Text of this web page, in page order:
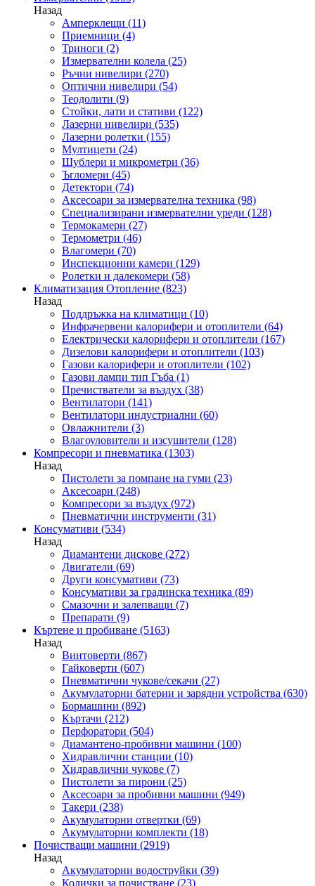
Назад
Амперклещи (11)
Приемници (4)
Триноги (2)
Измервателни колела (25)
Ръчни нивелири (270)
Оптични нивелири (54)
Теодолити (9)
Стойки, лати и стативи (122)
Лазерни нивелири (535)
Лазерни ролетки (155)
Мултицети (24)
Шублери и микрометри (36)
Ъгломери (45)
Детектори (74)
Аксесоари за измервателна техника (98)
Специализирани измервателни уреди (128)
Термокамери (27)
Термометри (46)
Влагомери (70)
Инспекционни камери (129)
Ролетки и далекомери (58)
Климатизация Отопление (823)
Назад
Поддръжка на климатици (10)
Инфрачервени калорифери и отоплители (64)
Електрически калорифери и отоплители (167)
Дизелови калорифери и отоплители (103)
Газови калорифери и отоплители (102)
Газови лампи тип Гъба (1)
Пречистватели за въздух (38)
Вентилатори (141)
Вентилатори индустриални (60)
Овлажнители (3)
Влагоуловители и изсушители (128)
Компресори и пневматика (1303)
Назад
Пистолети за помпане на гуми (23)
Аксесоари (248)
Компресори за въздух (972)
Пневматични инструменти (31)
Консумативи (534)
Назад
Диамантени дискове (272)
Двигатели (69)
Други консумативи (73)
Консумативи за градинска техника (89)
Смазочни и залепващи (7)
Препарати (9)
Къртене и пробиване (5163)
Назад
Винтоверти (867)
Гайковерти (607)
Пневматични чукове/секачи (27)
Акумулаторни батерии и зарядни устройства (630)
Бормашини (892)
Къртачи (212)
Перфоратори (504)
Диамантено-пробивни машини (100)
Хидравлични станции (10)
Хидравлични чукове (7)
Пистолети за пирони (25)
Аксесоари за пробивни машини (949)
Такери (238)
Акумулаторни отвертки (69)
Акумулаторни комплекти (18)
Почистващи машини (2919)
Назад
Акумулаторни водоструйки (39)
Колички за почистване (23)